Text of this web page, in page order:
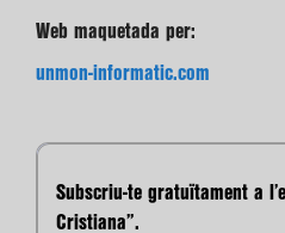
Web maquetada per:
unmon-informatic.com
Subscriu-te gratuïtament a
Cristiana”.